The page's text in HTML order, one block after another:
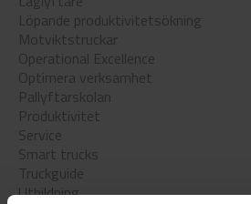
Löpande produktivitetsökning
Motviktstruckar
Operational Excellence
Optimera verksamhet
Pallyftarskolan
Produktivitet
Service
Smart trucks
Truckguide
Utbildning